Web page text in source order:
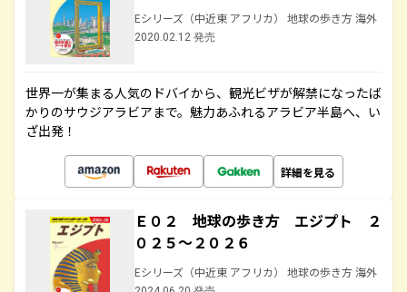
Eシリーズ（中近東 アフリカ） 地球の歩き方 海外
2020.02.12 発売
世界一が集まる人気のドバイから、観光ビザが解禁になったば
かりのサウジアラビアまで。魅力あふれるアラビア半島へ、い
ざ出発！
詳細を見る
Ｅ０２ 地球の歩き方 エジプト ２
０２５～２０２６
Eシリーズ（中近東 アフリカ） 地球の歩き方 海外